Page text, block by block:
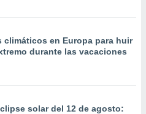
climáticos en Europa para huir
durante las vacaciones
solar del 12 de agosto: